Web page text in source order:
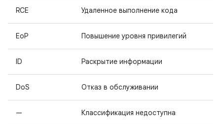
RCE Удаленное выполнение кода
EoP Повышение уровня привилегий
ID Раскрытие информации
DoS Отказ в обслуживании
— Классификация недоступна